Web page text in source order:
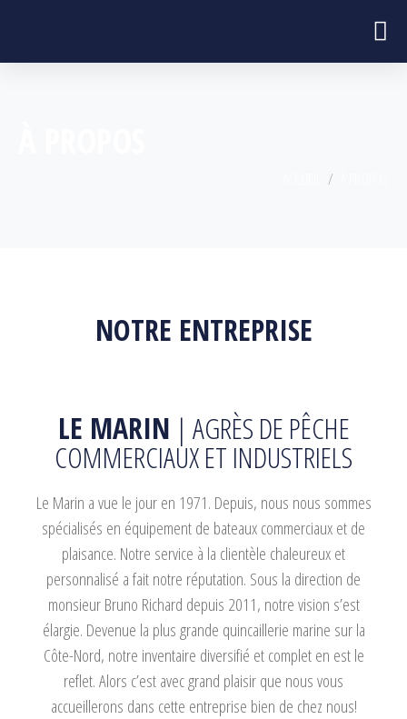
NOTRE ENTREPRISE
LE MARIN | AGRÈS DE PÊCHE
COMMERCIAUX ET INDUSTRIELS
Le Marin a vue le jour en 1971. Depuis, nous nous sommes
spécialisés en équipement de bateaux commerciaux et de
plaisance. Notre service à la clientèle chaleureux et
personnalisé a fait notre réputation. Sous la direction de
monsieur Bruno Richard depuis 2011, notre vision s’est
élargie. Devenue la plus grande quincaillerie marine sur la
Côte-Nord, notre inventaire diversifié et complet en est le
reflet. Alors c’est avec grand plaisir que nous vous
accueillerons dans cette entreprise bien de chez nous!